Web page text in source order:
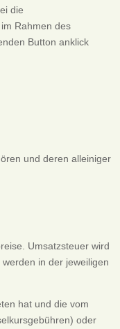
die
Rahmen des
Button anklick
und deren alleiniger
Umsatzsteuer wird
in der jeweiligen
hat und die vom
oder